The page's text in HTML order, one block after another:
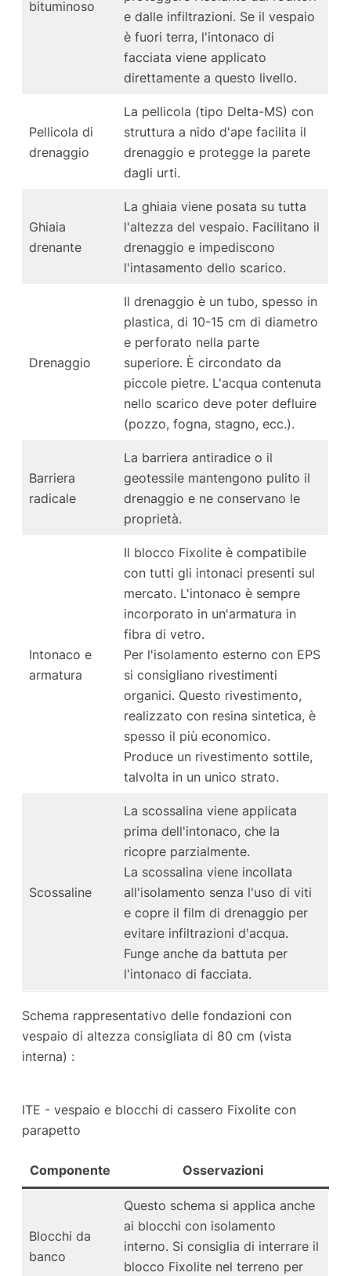
bituminoso
e dalle infiltrazioni. Se il vespaio
è fuori terra, l'intonaco di
facciata viene applicato
direttamente a questo livello.
Pellicola di
drenaggio
La pellicola (tipo Delta-MS) con
struttura a nido d'ape facilita il
drenaggio e protegge la parete
dagli urti.
Ghiaia
drenante
La ghiaia viene posata su tutta
l'altezza del vespaio. Facilitano il
drenaggio e impediscono
l'intasamento dello scarico.
Drenaggio
Il drenaggio è un tubo, spesso in
plastica, di 10-15 cm di diametro
e perforato nella parte
superiore. È circondato da
piccole pietre. L'acqua contenuta
nello scarico deve poter defluire
(pozzo, fogna, stagno, ecc.).
Barriera
radicale
La barriera antiradice o il
geotessile mantengono pulito il
drenaggio e ne conservano le
proprietà.
Intonaco e
armatura
Il blocco Fixolite è compatibile
con tutti gli intonaci presenti sul
mercato. L'intonaco è sempre
incorporato in un'armatura in
fibra di vetro.
Per l'isolamento esterno con EPS
si consigliano rivestimenti
organici. Questo rivestimento,
realizzato con resina sintetica, è
spesso il più economico.
Produce un rivestimento sottile,
talvolta in un unico strato.
Scossaline
La scossalina viene applicata
prima dell'intonaco, che la
ricopre parzialmente.
La scossalina viene incollata
all'isolamento senza l'uso di viti
e copre il film di drenaggio per
evitare infiltrazioni d'acqua.
Funge anche da battuta per
l'intonaco di facciata.
Schema rappresentativo delle fondazioni con
vespaio di altezza consigliata di 80 cm (vista
interna) :
ITE - vespaio e blocchi di cassero Fixolite con
parapetto
Componente Osservazioni
Blocchi da
banco
Questo schema si applica anche
ai blocchi con isolamento
interno. Si consiglia di interrare il
blocco Fixolite nel terreno per